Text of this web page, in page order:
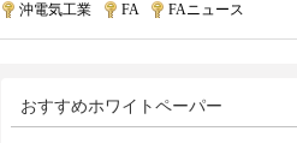
沖電気工業 FA| FAニュース
おすすめホワイトペーパー